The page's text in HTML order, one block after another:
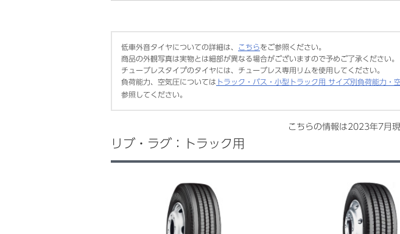
低車外音タイヤについての詳細は、 こちらをご参照ください。
商品の外観写真は実物とは細部が異なる場合がございますので予めご了承ください。
チューブレスタイプのタイヤには、チューブレス専用リムを使用してください。
負荷能力、空気圧については トラック・バス・小型トラック用 サイズ別負荷能力・
参照してください。
こちらの情報は2023年7月
リブ・ラグ：トラック用